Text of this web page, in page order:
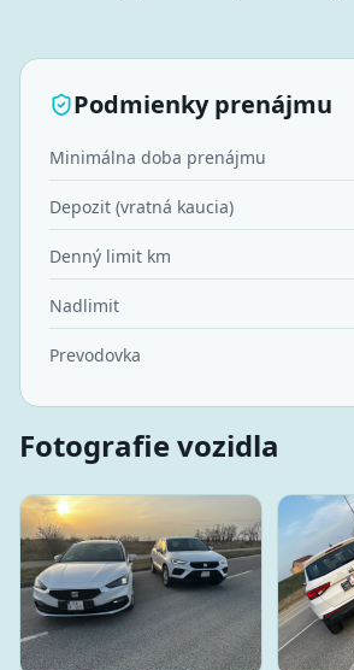
Podmienky prenájmu
Minimálna doba prenájmu
Depozit (vratná kaucia)
Denný limit km
Nadlimit
Prevodovka
Fotografie vozidla